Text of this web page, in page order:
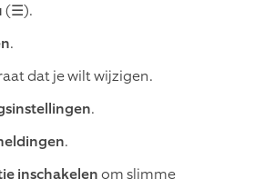
(☰).
.
dat je wilt wijzigen.
.
.
inschakelenom slimme